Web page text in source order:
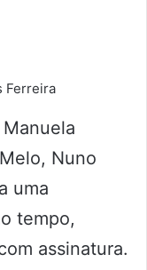
Ferreira
Nuno
uma
tempo,
assinatura.